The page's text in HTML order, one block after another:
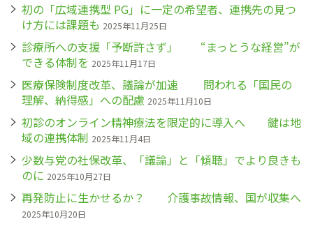
初の「広域連携型 PG」に一定の希望者、連携先の見つ
け方には課題も 2025年11月25日
診療所への支援「予断許さず」 “まっとうな経営”が
できる体制を 2025年11月17日
医療保険制度改革、議論が加速 問われる「国民の
理解、納得感」への配慮 2025年11月10日
初診のオンライン精神療法を限定的に導入へ 鍵は地
域の連携体制 2025年11月4日
少数与党の社保改革、「議論」と「傾聴」でより良きも
のに 2025年10月27日
再発防止に生かせるか？ 介護事故情報、国が収集へ
2025年10月20日